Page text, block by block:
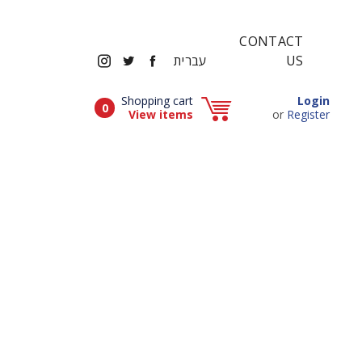
CONTACT
US
עברית FACEBOOK
TWITTER
INSTAGRAM
Login
Popup window (Can be closed by ESCAPE key)
or Register
Popup window (Can be closed by ESCAPE key)
Shopping cart
View items
0
Items in cart